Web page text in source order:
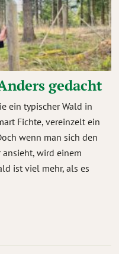
gedacht
ein typischer Wald in
Fichte, vereinzelt ein
wenn man sich den
wird einem
ist viel mehr, als es